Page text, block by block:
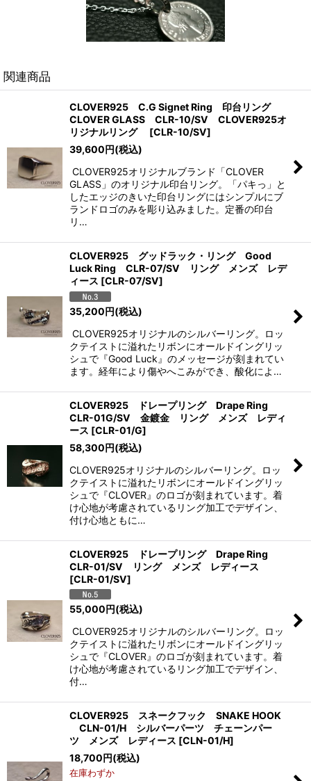
関連商品
CLOVER925 C.G Signet Ring 印台リング
CLOVER GLASS CLR-10/SV CLOVER925オ
リジナルリング
[CLR-10/SV]
39,600円(税込)
CLOVER925オリジナルブランド「CLOVER
GLASS」のオリジナル印台リング。「パキっ」と
したエッジのきいた印台リングにはシンプルにブ
ランドロゴのみを彫り込みました。定番の印台
リ…
CLOVER925 グッドラック・リング Good
Luck Ring CLR-07/SV リング メンズ レデ
ィース [CLR-07/SV]
35,200円(税込)
CLOVER925オリジナルのシルバーリング。ロッ
クテイストに溢れたリボンにオールドイングリッ
シュで『Good Luck』のメッセージが刻まれてい
ます。経年により傷やへこみができ、酸化によ…
CLOVER925 ドレープリング Drape Ring
CLR-01G/SV 金鍍金 リング メンズ レディ
ース [CLR-01/G]
58,300円(税込)
CLOVER925オリジナルのシルバーリング。ロッ
クテイストに溢れたリボンにオールドイングリッ
シュで『CLOVER』のロゴが刻まれています。着
け心地が考慮されているリング加工でデザイン、
付け心地ともに…
CLOVER925 ドレープリング Drape Ring
CLR-01/SV リング メンズ レディース
[CLR-01/SV]
55,000円(税込)
CLOVER925オリジナルのシルバーリング。ロッ
クテイストに溢れたリボンにオールドイングリッ
シュで『CLOVER』のロゴが刻まれています。着
け心地が考慮されているリング加工でデザイン、
付…
CLOVER925 スネークフック SNAKE HOOK
CLN-01/H シルバーパーツ チェーンパー
ツ メンズ レディース [CLN-01/H]
18,700円(税込)
在庫わずか